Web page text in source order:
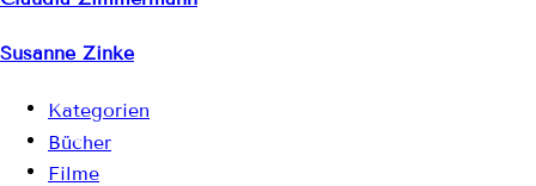
Susanne Zinke
Kategorien
Bücher
Filme